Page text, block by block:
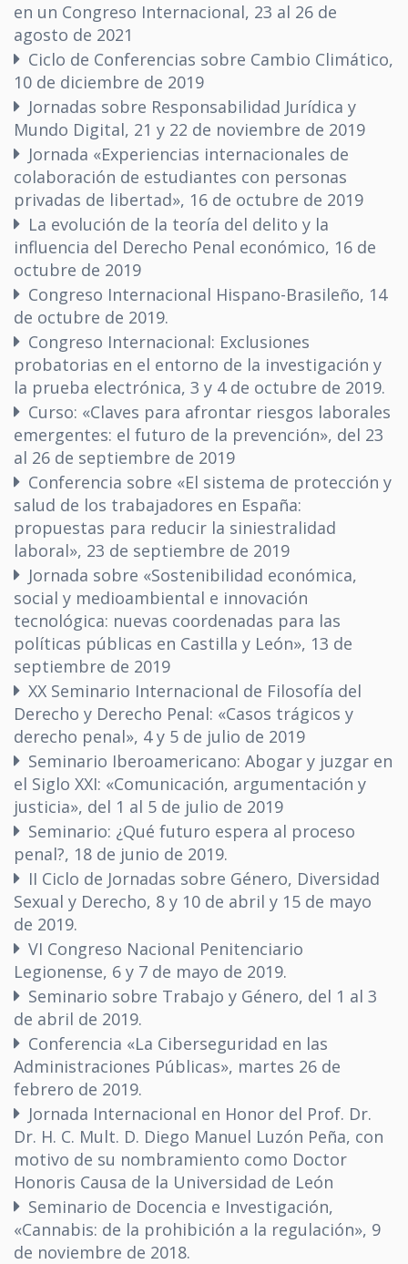
en un Congreso Internacional, 23 al 26 de
agosto de 2021
Ciclo de Conferencias sobre Cambio Climático,
10 de diciembre de 2019
Jornadas sobre Responsabilidad Jurídica y
Mundo Digital, 21 y 22 de noviembre de 2019
Jornada «Experiencias internacionales de
colaboración de estudiantes con personas
privadas de libertad», 16 de octubre de 2019
La evolución de la teoría del delito y la
influencia del Derecho Penal económico, 16 de
octubre de 2019
Congreso Internacional Hispano-Brasileño, 14
de octubre de 2019.
Congreso Internacional: Exclusiones
probatorias en el entorno de la investigación y
la prueba electrónica, 3 y 4 de octubre de 2019.
Curso: «Claves para afrontar riesgos laborales
emergentes: el futuro de la prevención», del 23
al 26 de septiembre de 2019
Conferencia sobre «El sistema de protección y
salud de los trabajadores en España:
propuestas para reducir la siniestralidad
laboral», 23 de septiembre de 2019
Jornada sobre «Sostenibilidad económica,
social y medioambiental e innovación
tecnológica: nuevas coordenadas para las
políticas públicas en Castilla y León», 13 de
septiembre de 2019
XX Seminario Internacional de Filosofía del
Derecho y Derecho Penal: «Casos trágicos y
derecho penal», 4 y 5 de julio de 2019
Seminario Iberoamericano: Abogar y juzgar en
el Siglo XXI: «Comunicación, argumentación y
justicia», del 1 al 5 de julio de 2019
Seminario: ¿Qué futuro espera al proceso
penal?, 18 de junio de 2019.
II Ciclo de Jornadas sobre Género, Diversidad
Sexual y Derecho, 8 y 10 de abril y 15 de mayo
de 2019.
VI Congreso Nacional Penitenciario
Legionense, 6 y 7 de mayo de 2019.
Seminario sobre Trabajo y Género, del 1 al 3
de abril de 2019.
Conferencia «La Ciberseguridad en las
Administraciones Públicas», martes 26 de
febrero de 2019.
Jornada Internacional en Honor del Prof. Dr.
Dr. H. C. Mult. D. Diego Manuel Luzón Peña, con
motivo de su nombramiento como Doctor
Honoris Causa de la Universidad de León
Seminario de Docencia e Investigación,
«Cannabis: de la prohibición a la regulación», 9
de noviembre de 2018.